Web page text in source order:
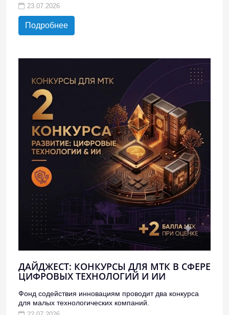
23.07.2026
Подробнее
ДАЙДЖЕСТ: КОНКУРСЫ ДЛЯ МТК В СФЕРЕ
ЦИФРОВЫХ ТЕХНОЛОГИЙ И ИИ
Фонд содействия инновациям проводит два конкурса
для малых технологических компаний.